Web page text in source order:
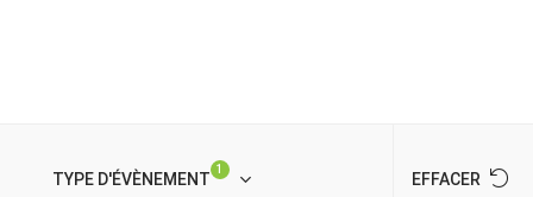
TYPE D'ÉVÈNEMENT
1
EFFACER